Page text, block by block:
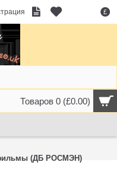
£
Товаров 0 (£0.00)
(ДБ РОСМЭН)